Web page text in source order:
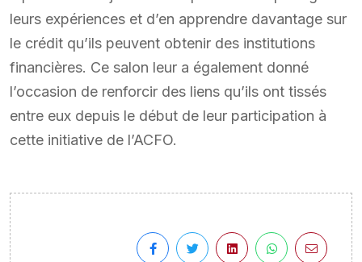
leurs expériences et d’en apprendre davantage sur
le crédit qu’ils peuvent obtenir des institutions
financières. Ce salon leur a également donné
l’occasion de renforcir des liens qu’ils ont tissés
entre eux depuis le début de leur participation à
cette initiative de l’ACFO.